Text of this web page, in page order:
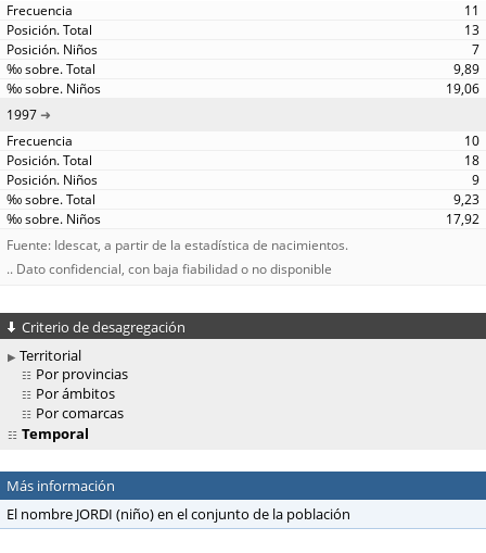
11
13
7
9,89
19,06
1997
10
18
9
9,23
17,92
Fuente: Idescat, a partir de la estadística de nacimientos.
.. Dato confidencial, con baja fiabilidad o no disponible
Criterio de desagregación
Territorial
Por provincias
Por ámbitos
Por comarcas
Temporal
Más información
El nombre JORDI (niño) en el conjunto de la población